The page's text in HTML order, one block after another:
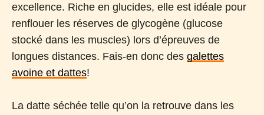
excellence. Riche en glucides, elle est idéale pour
renflouer les réserves de glycogène (glucose
stocké dans les muscles) lors d’épreuves de
longues distances. Fais-en donc des galettes
avoine et dattes!
La datte séchée telle qu’on la retrouve dans les